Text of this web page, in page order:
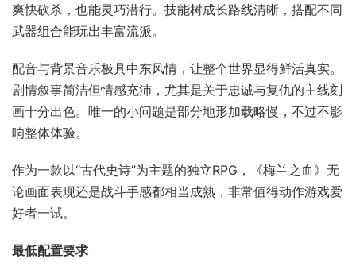
爽快砍杀，也能灵巧潜行。技能树成长路线清晰，搭配不同
武器组合能玩出丰富流派。
配音与背景音乐极具中东风情，让整个世界显得鲜活真实。
剧情叙事简洁但情感充沛，尤其是关于忠诚与复仇的主线刻
画十分出色。唯一的小问题是部分地形加载略慢，不过不影
响整体体验。
作为一款以“古代史诗”为主题的独立RPG，《梅兰之血》无
论画面表现还是战斗手感都相当成熟，非常值得动作游戏爱
好者一试。
最低配置要求